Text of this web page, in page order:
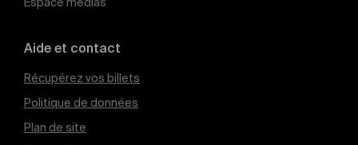
Espace médias
Aide et contact
Récupérez vos billets
Politique de données
Plan de site